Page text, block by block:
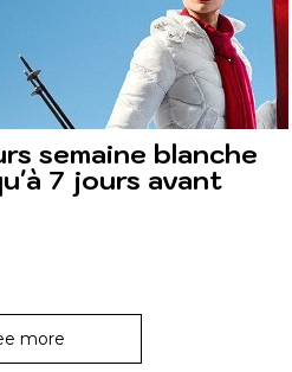
semaine blanche
7 jours avant
more